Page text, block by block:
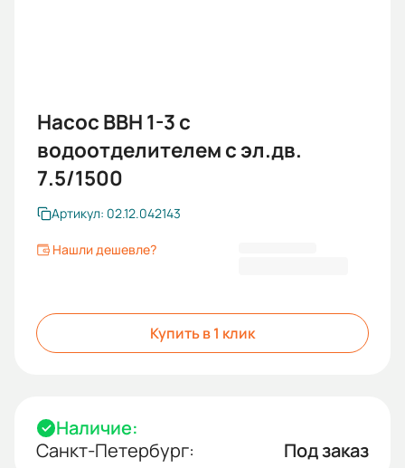
Насос ВВН 1-3 с
водоотделителем с эл.дв.
7.5/1500
Артикул: 02.12.042143
Нашли дешевле?
Купить в 1 клик
Наличие:
Санкт-Петербург:
Под заказ